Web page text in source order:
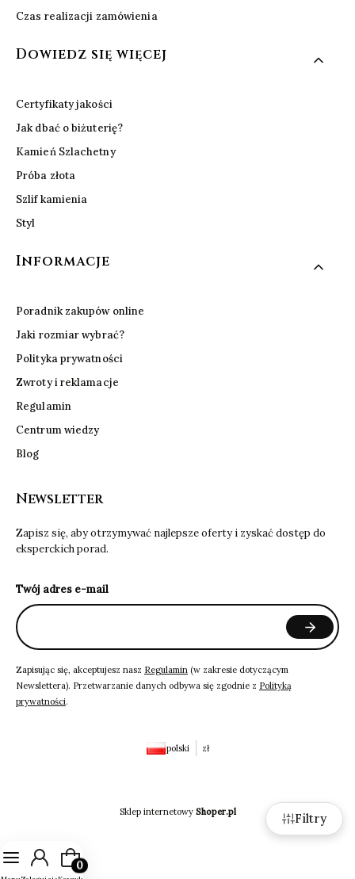
Filtry
Czas realizacji zamówienia
Dowiedz się więcej
Certyfikaty jakości
Jak dbać o biżuterię?
Kamień Szlachetny
Próba złota
Szlif kamienia
Styl
Informacje
Poradnik zakupów online
Jaki rozmiar wybrać?
Polityka prywatności
Zwroty i reklamacje
Regulamin
Centrum wiedzy
Blog
Newsletter
Zapisz się, aby otrzymywać najlepsze oferty i zyskać dostęp do
eksperckich porad.
Twój adres e-mail
Zapisując się, akceptujesz nasz Regulamin (w zakresie dotyczącym
Newslettera). Przetwarzanie danych odbywa się zgodnie z Polityką
prywatności.
polski zł
Sklep internetowy Shoper.pl
Produkty w koszyku: 0. Zobacz szczegóły